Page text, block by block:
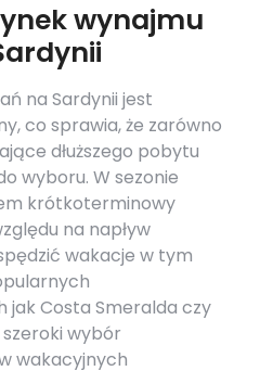
wynajmu
na Sardynii jest
co sprawia, że zarówno
dłuższego pobytu
wyboru. W sezonie
krótkoterminowy
na napływ
wakacje w tym
jak Costa Smeralda czy
wybór
wakacyjnych